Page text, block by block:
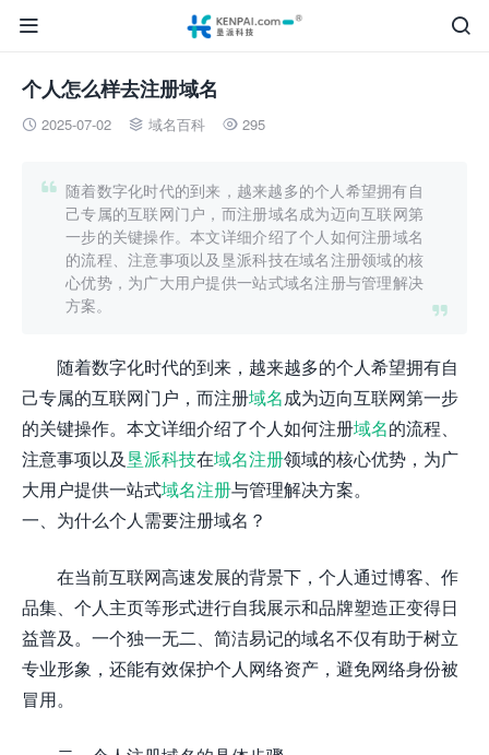


个人怎么样去注册域名
 2025-07-02  域名百科  295


随着数字化时代的到来，越来越多的个人希望拥有自
己专属的互联网门户，而注册域名成为迈向互联网第
一步的关键操作。本文详细介绍了个人如何注册域名
的流程、注意事项以及垦派科技在域名注册领域的核
心优势，为广大用户提供一站式域名注册与管理解决
方案。
随着数字化时代的到来，越来越多的个人希望拥有自
己专属的互联网门户，而注册域名成为迈向互联网第一步
的关键操作。本文详细介绍了个人如何注册域名的流程、
注意事项以及垦派科技在域名注册领域的核心优势，为广
大用户提供一站式域名注册与管理解决方案。
一、为什么个人需要注册域名？
在当前互联网高速发展的背景下，个人通过博客、作
品集、个人主页等形式进行自我展示和品牌塑造正变得日
益普及。一个独一无二、简洁易记的域名不仅有助于树立
专业形象，还能有效保护个人网络资产，避免网络身份被
冒用。